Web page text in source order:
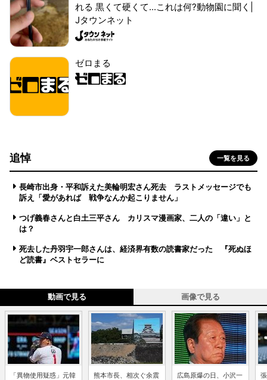
れる 黒くて硬くて...これは何?動物園に聞く|
Jタウンネット
ゼロまる
追悼 一覧を見る
長崎市出身・平和訴えた美輪明宏さん死去 ラストメッセージでも
訴え「愛があれば 戦争なんか起こりません」
つげ義春さんと白土三平さん カリスマ漫画家、二人の「違い」と
は？
死去した丹羽宇一郎さんは、経済界有数の読書家だった 『死ぬほ
ど読書』ベストセラーに
動画で見る 画像で見る
「異物使用疑惑」元韓
熊本市長、相次ぐ余震
広島原爆の日、小沢一